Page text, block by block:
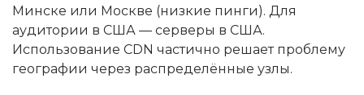
Минске или Москве (низкие пинги). Для
аудитории в США — серверы в США.
Использование CDN частично решает проблему
географии через распределённые узлы.